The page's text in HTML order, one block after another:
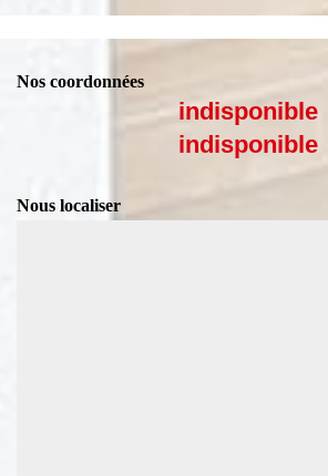
Nos coordonnées
indisponible
indisponible
Nous localiser